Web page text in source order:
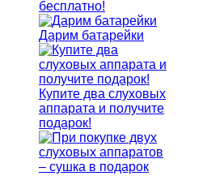
бесплатно!
Дарим батарейки
Купите два слуховых
аппарата и получите
подарок!